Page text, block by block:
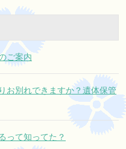
ご案内
お別れできますか？遺体保管
って知ってた？